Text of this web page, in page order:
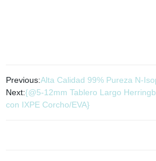
Previous:Alta Calidad 99% Pureza N-
Next:{@5-12mm Tablero Largo
con IXPE Corcho/EVA}